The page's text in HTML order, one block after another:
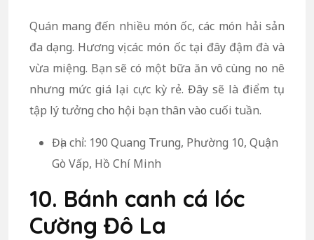
Quán mang đến nhiều món ốc, các món hải sản
đa dạng. Hương vị các món ốc tại đây đậm đà và
vừa miệng. Bạn sẽ có một bữa ăn vô cùng no nê
nhưng mức giá lại cực kỳ rẻ. Đây sẽ là điểm tụ
tập lý tưởng cho hội bạn thân vào cuối tuần.
Địa chỉ: 190 Quang Trung, Phường 10, Quận
Gò Vấp, Hồ Chí Minh
10. Bánh canh cá lóc
Cường Đô La